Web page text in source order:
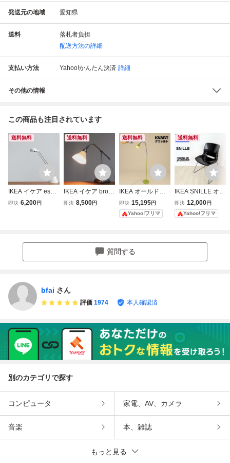
発送元の地域 愛知県
送料
落札者負担
配送方法の詳細
支払い方法 Yahoo!かんたん決済 詳細
その他の情報
この商品も注目されています
送料無料
IKEA イケア espre
ssivo ポストモダ
即決 6,200円
送料無料
IKEA イケア broto
rp ブロートルプ
中古 送料無料 即
即決 8,500円
送料無料
IKEA オールドイ
ケア KVART クヴ
ァルト フロアラン
プ
即決 15,195円
Yahoo!フリマ
送料無料
IKEA SNILLE オー
ルドイケア 廃盤チ
ェア ミッドセンチ
ュリー ブラック
即決 12,000円
Yahoo!フリマ
質問する
bfai さん
評価 1974 本人確認済
別のカテゴリで探す
コンピュータ 家電、AV、カメラ
音楽 本、雑誌
もっと見る